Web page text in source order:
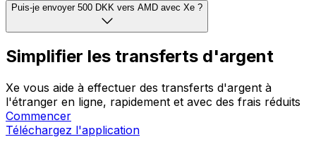
Puis-je envoyer 500 DKK vers AMD avec Xe ?
Simplifier les transferts d'argent
Xe vous aide à effectuer des transferts d'argent à
l'étranger en ligne, rapidement et avec des frais réduits
Commencer
Téléchargez l'application